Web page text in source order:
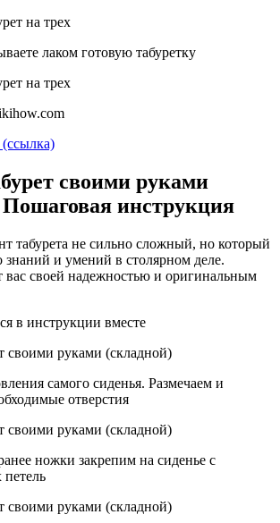
лаком готовую табуретку
своими руками
инструкция
табурета не сильно сложный, но который
знаний и умений в столярном деле.
вас своей надежностью и оригинальным
в инструкции вместе
самого сиденья. Размечаем и
отверстия
ножки закрепим на сиденье с